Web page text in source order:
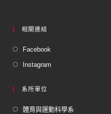
相關連結
Facebook
Instagram
系所單位
體育與運動科學系